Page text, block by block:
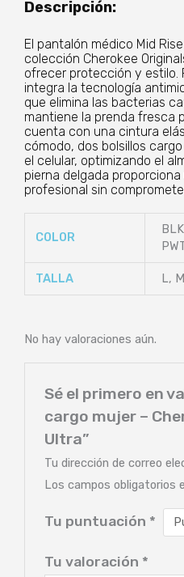
Descripción:
El pantalón médico Mid
colección Cherokee
ofrecer protección y estilo.
integra la tecnología
que elimina las bacterias
mantiene la prenda fresca
cuenta con una cintura
cómodo, dos bolsillos
el celular, optimizando el
pierna delgada
profesional sin
COLOR
TALLA L,
No hay valoraciones aún.
Sé el primero en
cargo mujer –
Ultra”
Tu dirección de correo
Los campos obligatorios
Tu puntuación *
Tu valoración *